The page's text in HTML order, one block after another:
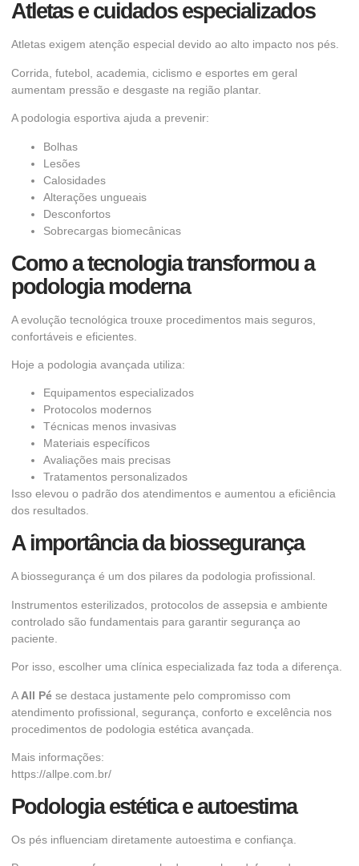
Atletas e cuidados especializados
Atletas exigem atenção especial devido ao alto impacto nos pés.
Corrida, futebol, academia, ciclismo e esportes em geral
aumentam pressão e desgaste na região plantar.
A podologia esportiva ajuda a prevenir:
Bolhas
Lesões
Calosidades
Alterações ungueais
Desconfortos
Sobrecargas biomecânicas
Como a tecnologia transformou a
podologia moderna
A evolução tecnológica trouxe procedimentos mais seguros,
confortáveis e eficientes.
Hoje a podologia avançada utiliza:
Equipamentos especializados
Protocolos modernos
Técnicas menos invasivas
Materiais específicos
Avaliações mais precisas
Tratamentos personalizados
Isso elevou o padrão dos atendimentos e aumentou a eficiência
dos resultados.
A importância da biossegurança
A biossegurança é um dos pilares da podologia profissional.
Instrumentos esterilizados, protocolos de assepsia e ambiente
controlado são fundamentais para garantir segurança ao
paciente.
Por isso, escolher uma clínica especializada faz toda a diferença.
A All Pé se destaca justamente pelo compromisso com
atendimento profissional, segurança, conforto e excelência nos
procedimentos de podologia estética avançada.
Mais informações:
https://allpe.com.br/
Podologia estética e autoestima
Os pés influenciam diretamente autoestima e confiança.